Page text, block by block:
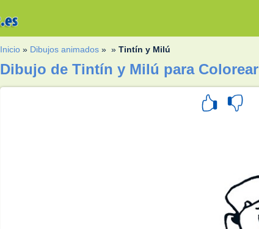
Inicio » Dibujos animados » »Tintín y Milú
Dibujo de Tintín y Milú para Colorear